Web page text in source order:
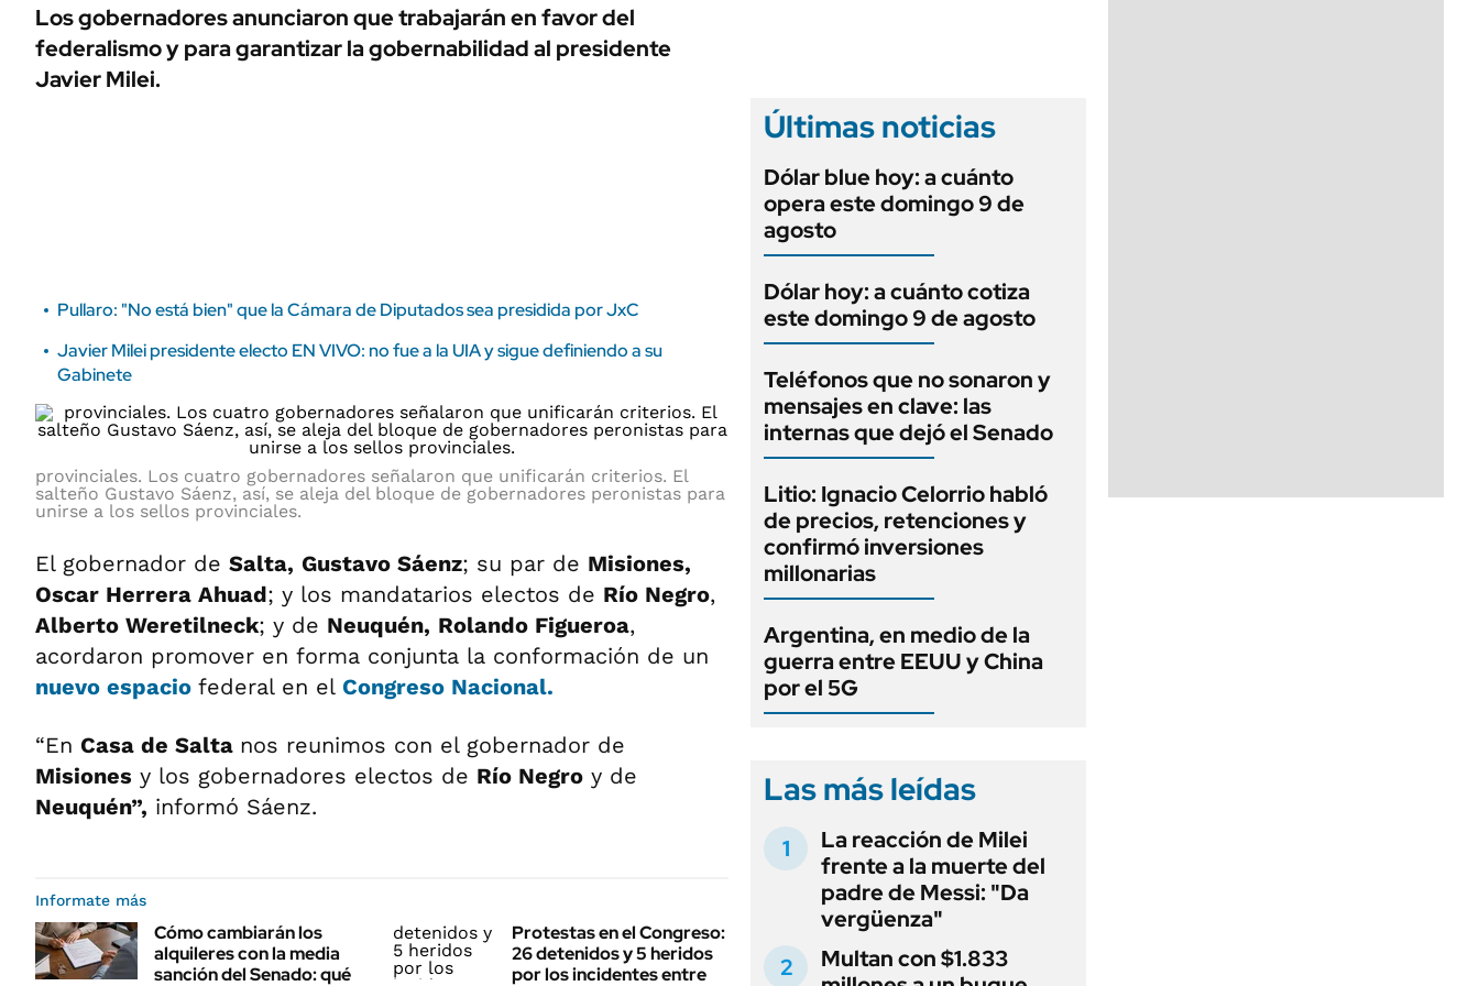
ÁMBITO DEBATE
MEDIAKIT AMBITO DEBATE
Municipios
LIFESTYLE
AUTOS
Los gobernadores anunciaron que trabajarán en favor del
federalismo y para garantizar la gobernabilidad al presidente
Javier Milei.
Pullaro: "No está bien" que la Cámara de Diputados sea presidida por JxC
Javier Milei presidente electo EN VIVO: no fue a la UIA y sigue definiendo a su
Gabinete
provinciales. Los cuatro gobernadores señalaron que unificarán criterios. El
salteño Gustavo Sáenz, así, se aleja del bloque de gobernadores peronistas para
unirse a los sellos provinciales.
El gobernador de Salta, Gustavo Sáenz; su par de Misiones,
Oscar Herrera Ahuad; y los mandatarios electos de Río Negro,
Alberto Weretilneck; y de Neuquén, Rolando Figueroa,
acordaron promover en forma conjunta la conformación de un
nuevo espacio federal en el Congreso Nacional.
“En Casa de Salta nos reunimos con el gobernador de
Misiones y los gobernadores electos de Río Negro y de
Neuquén”, informó Sáenz.
Informate más
Cómo cambiarán los
alquileres con la media
sanción del Senado: qué
Protestas en el Congreso:
26 detenidos y 5 heridos
por los incidentes entre
Últimas noticias
Dólar blue hoy: a cuánto
opera este domingo 9 de
agosto
Dólar hoy: a cuánto cotiza
este domingo 9 de agosto
Teléfonos que no sonaron y
mensajes en clave: las
internas que dejó el Senado
Litio: Ignacio Celorrio habló
de precios, retenciones y
confirmó inversiones
millonarias
Argentina, en medio de la
guerra entre EEUU y China
por el 5G
Las más leídas
La reacción de Milei
frente a la muerte del
padre de Messi: "Da
vergüenza"
Multan con $1.833